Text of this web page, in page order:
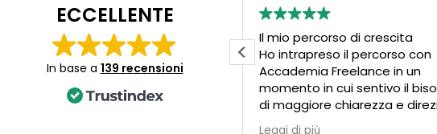
ECCELLENTE
In base a 139 recensioni
Vento in poppa, finalmente!
È noto come, quando si cerca
davvero qualcosa, aumentino le
probabilità di trovarla. Non a caso
si dice “chi cerca trova”.
Il mio percorso di crescita
Ho intrapreso il percorso con
Accademia Freelance in un
momento in cui sentivo il
di maggiore chiarezza e
nel mio percorso
Leggi di più